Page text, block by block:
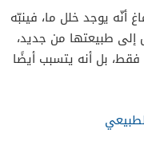
أنّه يوجد خلل ما، فينبّه
طبيعتها من جديد،
فقط، بل أنه يتسبب أيضًا